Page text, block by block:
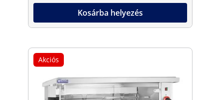
Kosárba helyezés
Akciós